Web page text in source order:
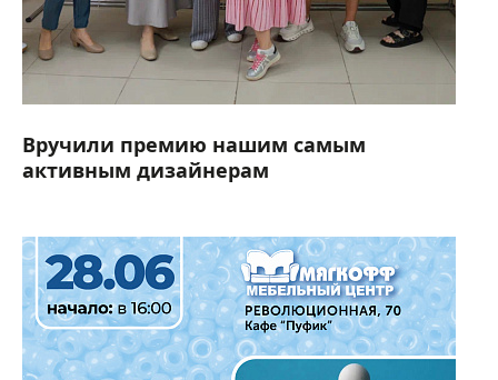
Вручили премию нашим самым
активным дизайнерам